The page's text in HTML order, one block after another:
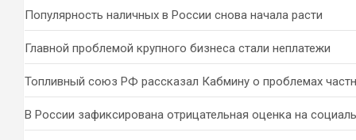
Популярность наличных в России снова начала расти
Главной проблемой крупного бизнеса стали неплатежи
Топливный союз РФ рассказал Кабмину о проблемах
В России зафиксирована отрицательная оценка на